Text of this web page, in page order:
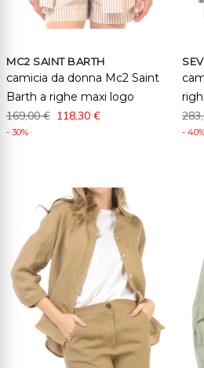
MC2 SAINT BARTH
camicia da donna Mc2 Saint
Barth a righe maxi logo
169,00 € 118,30 €
- 30% -